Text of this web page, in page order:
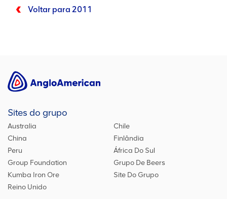
Voltar para 2011
Sites do grupo
Australia
Chile
China
Finlândia
Peru
África Do Sul
Group Foundation
Grupo De Beers
Kumba Iron Ore
Site Do Grupo
Reino Unido